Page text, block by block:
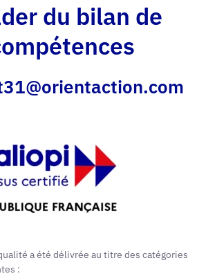
du bilan de
a été délivrée au titre des catégories
: